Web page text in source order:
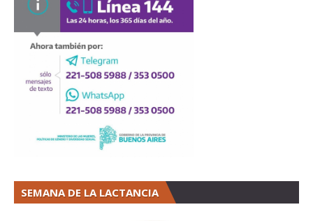
SEMANA DE LA LACTANCIA